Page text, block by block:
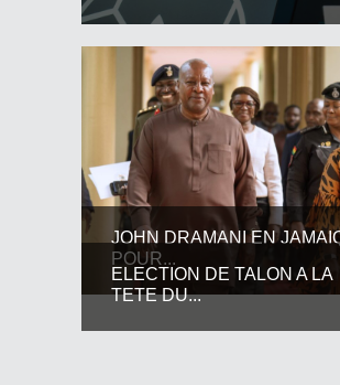
JOHN DRAMANI EN
POUR...
ELECTION DE TALON A LA
TETE DU...